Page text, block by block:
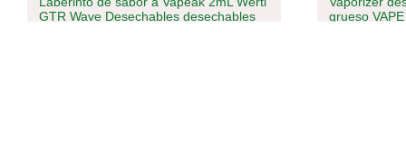
grueso VAPE VAPE Vaporizador de la
2ml